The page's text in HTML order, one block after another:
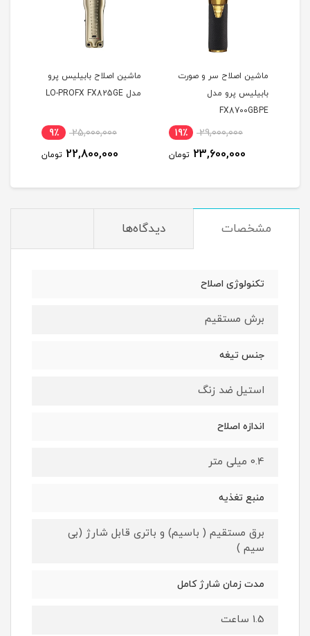
ماشین اصلاح سر و صورت
بابیلیس پرو مدل
FX8700GBPE
29,000,000 19٪
23,600,000 تومان
ماشین اصلاح بابیلیس پرو
مدل LO-PROFX FX825GE
25,000,000 9٪
22,800,000 تومان
مشخصات دیدگاه‌ها
تکنولوژی اصلاح
برش مستقیم
جنس تیغه
استیل ضد زنگ
اندازه اصلاح
0.4 میلی متر
منبع تغذیه
برق مستقیم ( باسیم) و باتری قابل شارژ (بی
سیم )
مدت زمان شارژ کامل
1.5 ساعت